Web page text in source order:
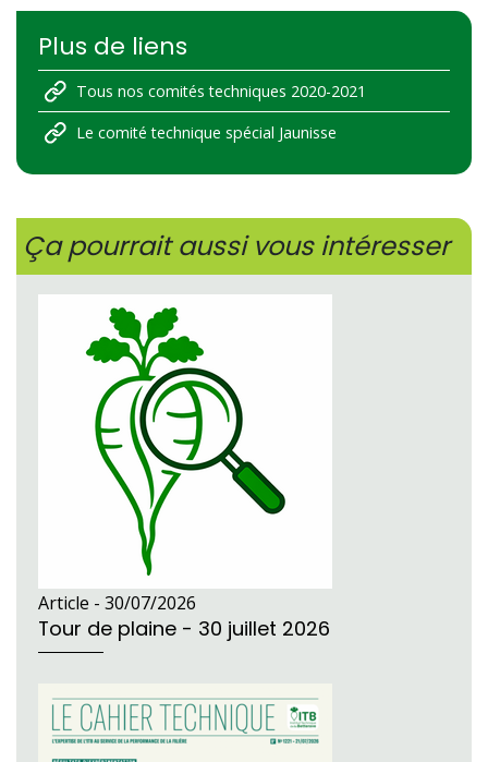
Plus de liens
Tous nos comités techniques 2020-2021
Le comité technique spécial Jaunisse
Ça pourrait aussi vous intéresser
Article - 30/07/2026
Tour de plaine - 30 juillet 2026